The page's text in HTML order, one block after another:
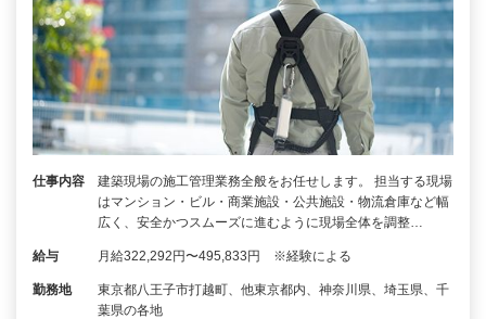
仕事内容
建築現場の施工管理業務全般をお任せします。 担当する現場
はマンション・ビル・商業施設・公共施設・物流倉庫など幅
広く、安全かつスムーズに進むように現場全体を調整…
給与 月給322,292円〜495,833円 ※経験による
勤務地
東京都八王子市打越町、他東京都内、神奈川県、埼玉県、千
葉県の各地